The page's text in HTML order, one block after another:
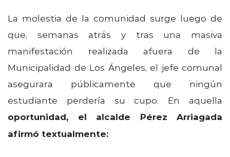
La molestia de la comunidad surge luego de
que, semanas atrás y tras una masiva
manifestación realizada afuera de la
Municipalidad de Los Ángeles, el jefe comunal
asegurara públicamente que ningún
estudiante perdería su cupo. En aquella
oportunidad, el alcalde Pérez Arriagada
afirmó textualmente: